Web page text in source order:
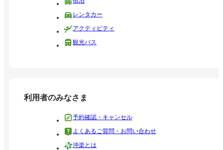
レンタカー
アクティビティ
観光バス
利用者のみなさま
予約確認・キャンセル
よくあるご質問・お問い合わせ
沖楽とは